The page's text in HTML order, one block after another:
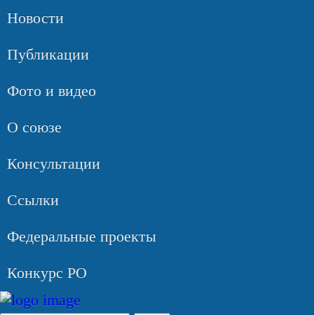
Новости
Публикации
Фото и видео
О союзе
Консультации
Ссылки
Федеральные проекты
Конкурс РО